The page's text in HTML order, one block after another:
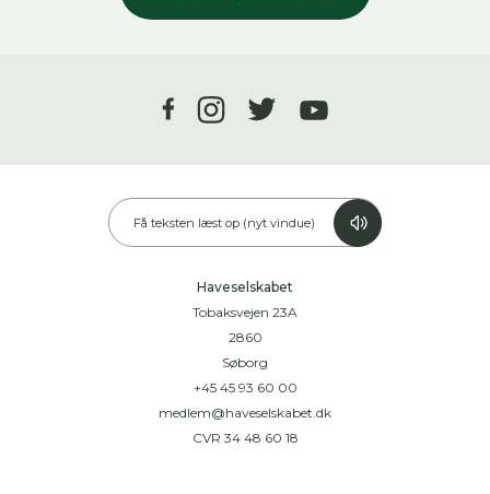
Få teksten læst op (nyt vindue)
Haveselskabet
Tobaksvejen 23A
2860
Søborg
+45 45 93 60 00
medlem@haveselskabet.dk
CVR 34 48 60 18